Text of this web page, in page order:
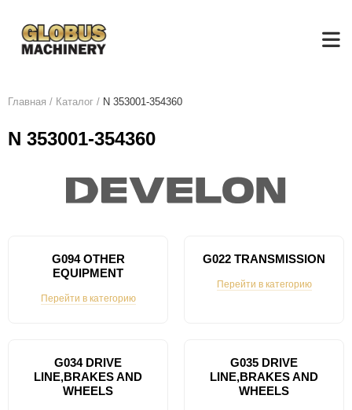
Главная / Каталог / N 353001-354360
N 353001-354360
G094 OTHER
EQUIPMENT
Перейти в категорию
G022 TRANSMISSION
Перейти в категорию
G034 DRIVE
LINE,BRAKES AND
WHEELS
G035 DRIVE
LINE,BRAKES AND
WHEELS